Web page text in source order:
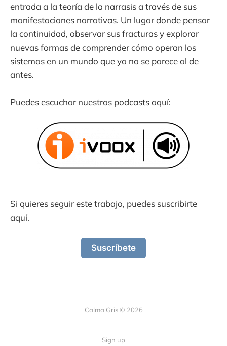
entrada a la teoría de la narrasis a través de sus
manifestaciones narrativas. Un lugar donde pensar
la continuidad, observar sus fracturas y explorar
nuevas formas de comprender cómo operan los
sistemas en un mundo que ya no se parece al de
antes.
Puedes escuchar nuestros podcasts aquí:
Si quieres seguir este trabajo, puedes suscribirte
aquí.
Suscríbete
Calma Gris © 2026
Sign up